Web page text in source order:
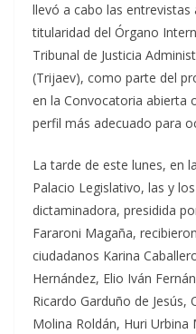
llevó a cabo las entrevistas
titularidad del Órgano
Tribunal de Justicia
(Trijaev), como parte del
en la Convocatoria abierta
perfil más adecuado para
La tarde de este lunes, en
Palacio Legislativo, las y
dictaminadora, presidida
Fararoni Magaña,
ciudadanos Karina
Hernández, Elio Iván
Ricardo Garduño de Jesús,
Molina Roldán, Huri